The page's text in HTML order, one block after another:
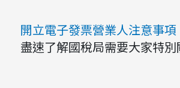
開立電子發票營業人注意事項
盡速了解國稅局需要大家特